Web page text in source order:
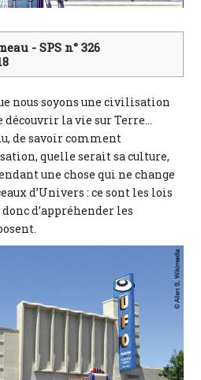
- SPS n° 326
nous soyons une civilisation
la vie sur Terre…
de savoir comment
quelle serait sa culture,
une chose qui ne change
d’Univers : ce sont les lois
d’appréhender les